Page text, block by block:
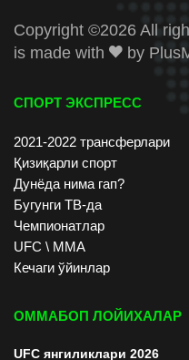
Copyright ©2026 All
is made with
by
СПОРТ ЭКСПРЕСС
2021-2022 трансферлари
Қизиқарли спорт
Дунёда нима гап?
Бугунги ТВ-да
Чемпионатлар
UFC \ ММА
Кечаги ўйинлар
ОММАБОП ЛОЙИХАЛАР
UFC янгиликлари 2026